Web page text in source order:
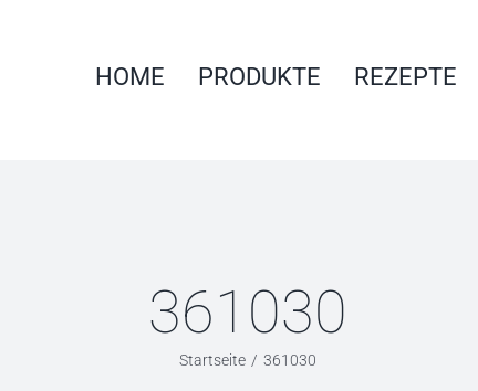
HOME PRODUKTE REZEPTE
361030
Startseite 361030